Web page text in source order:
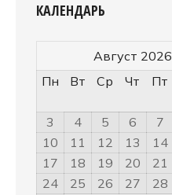
КАЛЕНДАРЬ
Август 2026
Пн
Вт Ср Чт Пт
3
4 5 6 7
10
11 12 13 14
17
18 19 20 21
24
25 26 27 28